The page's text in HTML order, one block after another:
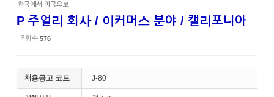
한국에서 미국으로
P 주얼리 회사 / 이커머스 분야 / 캘리포니아
조회 수 576
채용공고 코드 J-80